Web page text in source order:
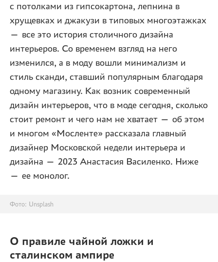
с потолками из гипсокартона, лепнина в
хрущевках и джакузи в типовых многоэтажках
— все это история столичного дизайна
интерьеров. Со временем взгляд на него
изменился, а в моду вошли минимализм и
стиль сканди, ставший популярным благодаря
одному магазину. Как возник современный
дизайн интерьеров, что в моде сегодня, сколько
стоит ремонт и чего нам не хватает — об этом
и многом «Мосленте» рассказала главный
дизайнер Московской недели интерьера и
дизайна — 2023 Анастасия Василенко. Ниже
— ее монолог.
Фото: Unsplash
О правиле чайной ложки и
сталинском ампире